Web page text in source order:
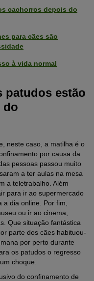
cachorros depois do
para cães são
à vida normal
patudos estão
do
neste caso, a matilha é o
por causa da
pessoas passou muito
a ter aulas na mesa
a teletrabalho. Além
para ir ao supermercado
dia online. Por fim,
ou ir ao cinema,
Que situação fantástica
parte dos cães habituou-
por perto durante
os patudos o regresso
choque.
do confinamento de